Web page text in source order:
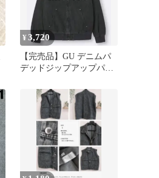
¥3,720
【完売品】GU デニムパ
デッドジップアップパー